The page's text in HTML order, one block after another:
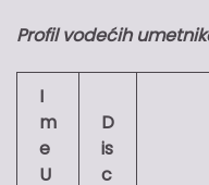
Profil vodećih
I
m
e
U
D
is
c